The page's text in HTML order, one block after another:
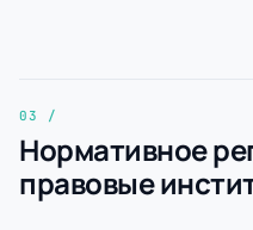
Нормативное
правовые